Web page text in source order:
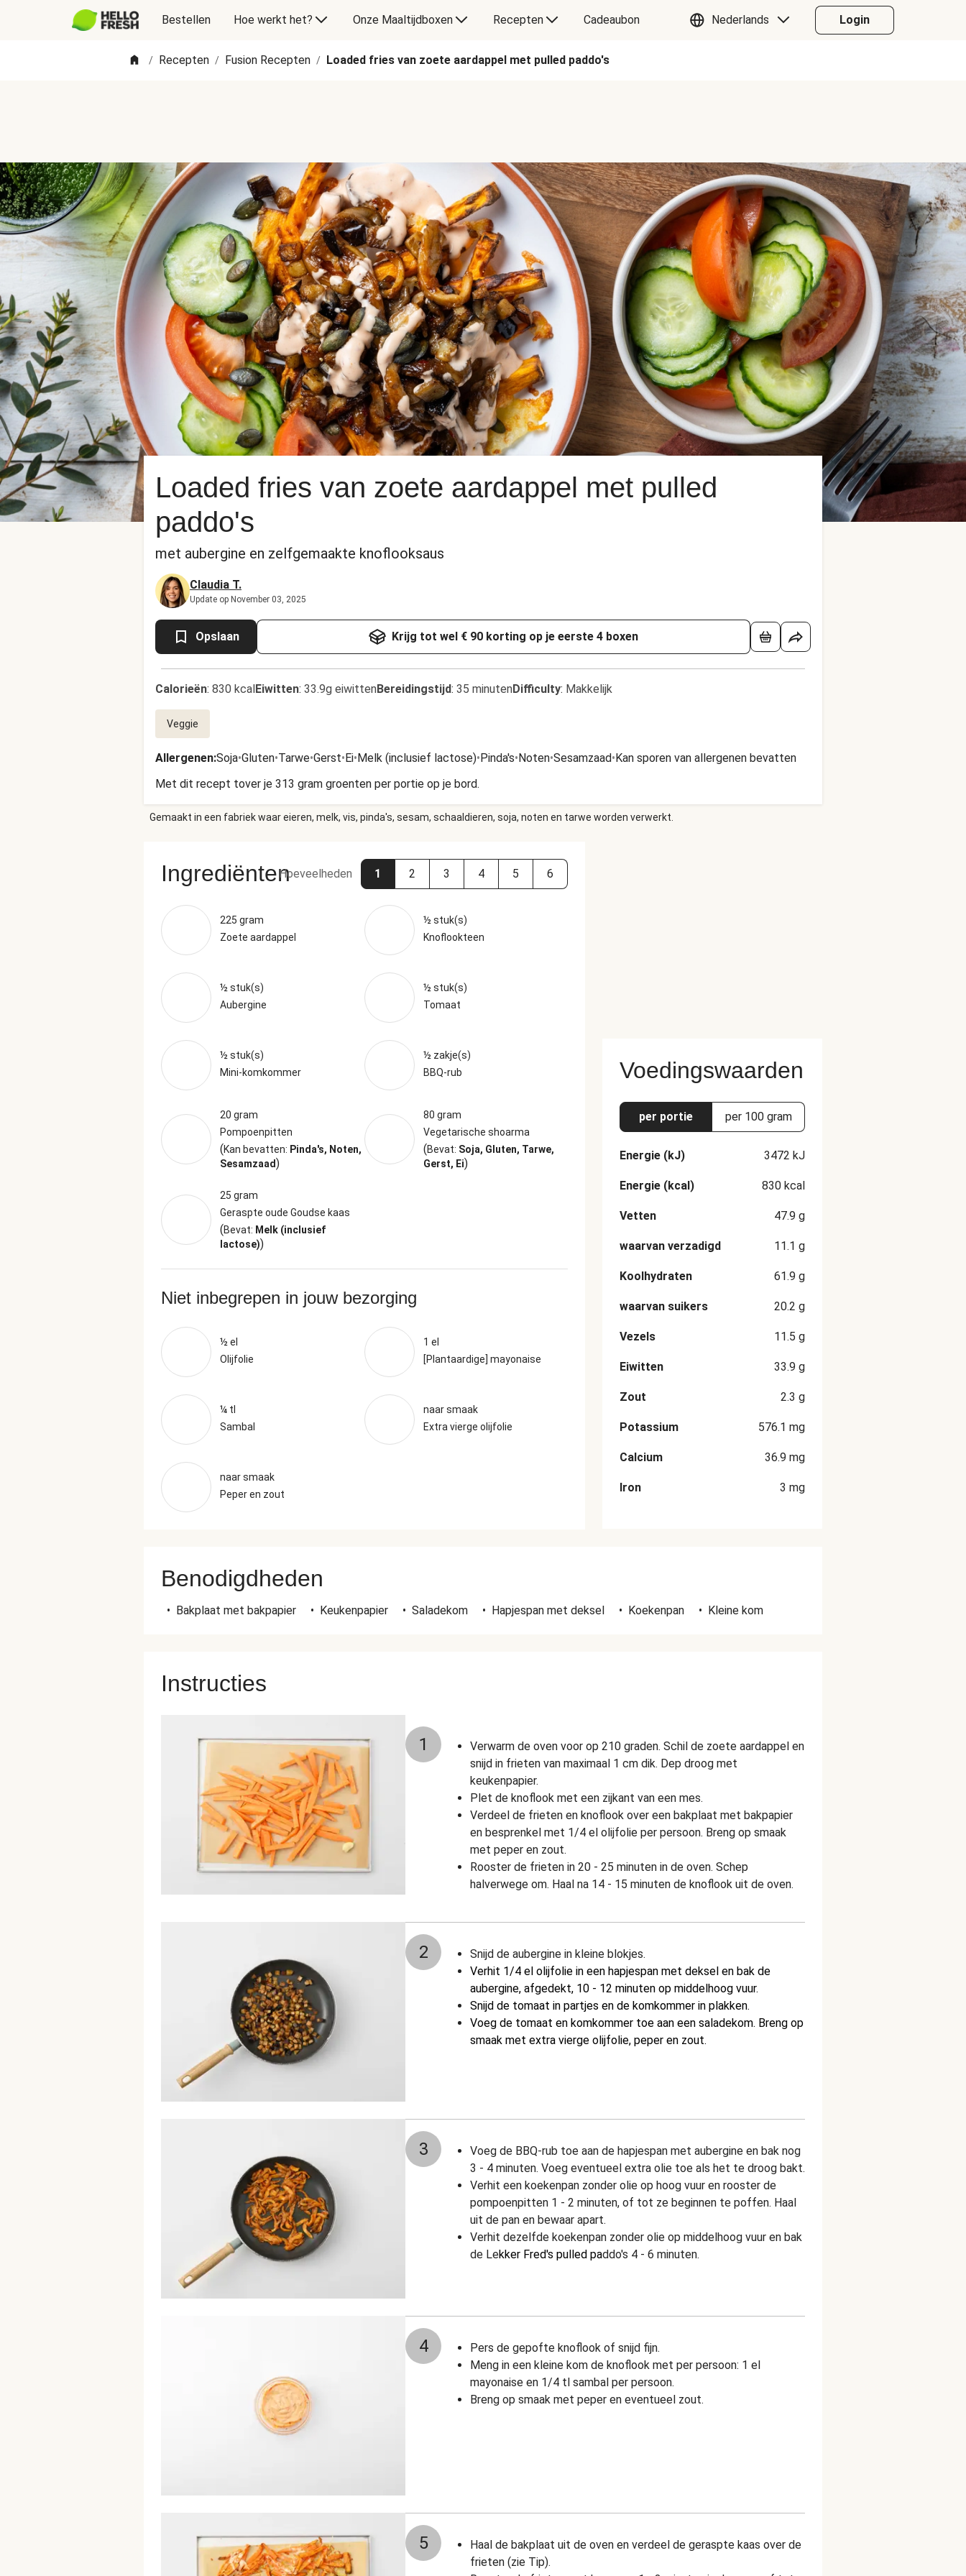
Bestellen Hoe werkt het? Onze Maaltijdboxen Recepten Cadeaubon Nederlands Login
/ Recepten / Fusion Recepten / Loaded fries van zoete aardappel met pulled paddo's
Loaded fries van zoete aardappel met pulled
paddo's
met aubergine en zelfgemaakte knoflooksaus
Claudia T.
Update op November 03, 2025
Opslaan Krijg tot wel € 90 korting op je eerste 4 boxen
Calorieën: 830 kcalEiwitten: 33.9g eiwittenBereidingstijd: 35 minutenDifficulty: Makkelijk
Veggie
Allergenen:Soja•Gluten•Tarwe•Gerst•Ei•Melk (inclusief lactose)•Pinda's•Noten•Sesamzaad•Kan sporen van allergenen bevatten
Met dit recept tover je 313 gram groenten per portie op je bord.
Gemaakt in een fabriek waar eieren, melk, vis, pinda's, sesam, schaaldieren, soja, noten en tarwe worden verwerkt.
IngrediëntenHoeveelheden 1 2 3 4 5 6
225 gram
Zoete aardappel
½ stuk(s)
Knoflookteen
½ stuk(s)
Aubergine
½ stuk(s)
Tomaat
½ stuk(s)
Mini-komkommer
½ zakje(s)
BBQ-rub
20 gram
Pompoenpitten
(Kan bevatten: Pinda's, Noten,
Sesamzaad)
80 gram
Vegetarische shoarma
(Bevat: Soja, Gluten, Tarwe,
Gerst, Ei)
25 gram
Geraspte oude Goudse kaas
(Bevat: Melk (inclusief
lactose))
Niet inbegrepen in jouw bezorging
½ el
Olijfolie
1 el
[Plantaardige] mayonaise
¼ tl
Sambal
naar smaak
Extra vierge olijfolie
naar smaak
Peper en zout
Voedingswaarden
per portie per 100 gram
Energie (kJ) 3472 kJ
Energie (kcal) 830 kcal
Vetten 47.9 g
waarvan verzadigd 11.1 g
Koolhydraten 61.9 g
waarvan suikers 20.2 g
Vezels 11.5 g
Eiwitten 33.9 g
Zout 2.3 g
Potassium 576.1 mg
Calcium 36.9 mg
Iron 3 mg
Benodigdheden
• Bakplaat met bakpapier • Keukenpapier • Saladekom • Hapjespan met deksel • Koekenpan • Kleine kom
Instructies
1
Verwarm de oven voor op 210 graden. Schil de zoete aardappel en
snijd in frieten van maximaal 1 cm dik. Dep droog met
keukenpapier.
Plet de knoflook met een zijkant van een mes.
Verdeel de frieten en knoflook over een bakplaat met bakpapier
en besprenkel met 1/4 el olijfolie per persoon. Breng op smaak
met peper en zout.
Rooster de frieten in 20 - 25 minuten in de oven. Schep
halverwege om. Haal na 14 - 15 minuten de knoflook uit de oven.
2
Snijd de aubergine in kleine blokjes.
Verhit 1/4 el olijfolie in een hapjespan met deksel en bak de
aubergine, afgedekt, 10 - 12 minuten op middelhoog vuur.
Snijd de tomaat in partjes en de komkommer in plakken.
Voeg de tomaat en komkommer toe aan een saladekom. Breng op
smaak met extra vierge olijfolie, peper en zout.
3
Voeg de BBQ-rub toe aan de hapjespan met aubergine en bak nog
3 - 4 minuten. Voeg eventueel extra olie toe als het te droog bakt.
Verhit een koekenpan zonder olie op hoog vuur en rooster de
pompoenpitten 1 - 2 minuten, of tot ze beginnen te poffen. Haal
uit de pan en bewaar apart.
Verhit dezelfde koekenpan zonder olie op middelhoog vuur en bak
de Lekker Fred's pulled paddo's 4 - 6 minuten.
4
Pers de gepofte knoflook of snijd fijn.
Meng in een kleine kom de knoflook met per persoon: 1 el
mayonaise en 1/4 tl sambal per persoon.
Breng op smaak met peper en eventueel zout.
5
Haal de bakplaat uit de oven en verdeel de geraspte kaas over de
frieten (zie Tip).